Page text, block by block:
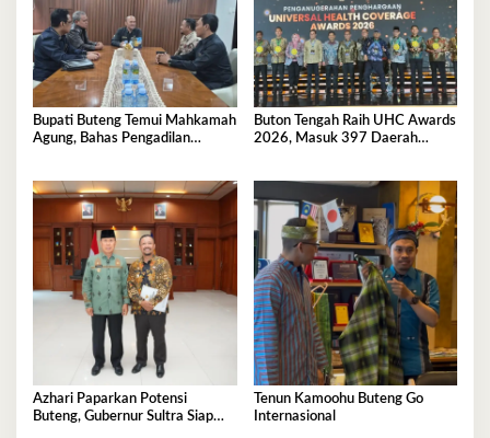
Bupati Buteng Temui Mahkamah
Agung, Bahas Pengadilan
Buton Tengah Raih UHC Awards
2026, Masuk 397 Daerah
Azhari Paparkan Potensi
Buteng, Gubernur Sultra Siap
Tenun Kamoohu Buteng Go
Internasional